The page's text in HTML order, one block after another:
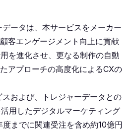
ータは、本サービスをメーカー
客エンゲージメント向上に貢献
を進化させ、更なる制作の自動
アプローチの高度化によるCXの
および、トレジャーデータとの
用したデジタルマーケティング
までに関連受注を含め約10億円